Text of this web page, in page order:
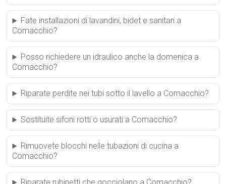
Fate installazioni di lavandini, bidet e sanitari a
Comacchio?
Posso richiedere un idraulico anche la domenica a
Comacchio?
Riparate perdite nei tubi sotto il lavello a Comacchio?
Sostituite sifoni rotti o usurati a Comacchio?
Rimuovete blocchi nelle tubazioni di cucina a
Comacchio?